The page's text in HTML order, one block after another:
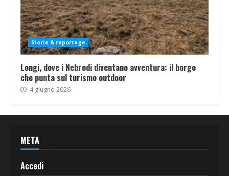
Storie & reportage
Longi, dove i Nebrodi diventano avventura: il borgo
che punta sul turismo outdoor
4 giugno 2026
META
Accedi